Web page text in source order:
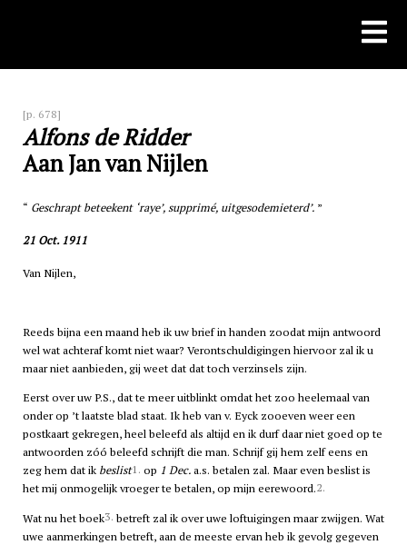
[p. 678]
Alfons de Ridder
Aan Jan van Nijlen
Geschrapt beteekent ‘raye’, supprimé, uitgesodemieterd’.
21 Oct. 1911
Van Nijlen,
Reeds bijna een maand heb ik uw brief in handen zoodat mijn antwoord
wel wat achteraf komt niet waar? Verontschuldigingen hiervoor zal ik u
maar niet aanbieden, gij weet dat dat toch verzinsels zijn.
Eerst over uw P.S., dat te meer uitblinkt omdat het zoo heelemaal van
onder op ’t laatste blad staat. Ik heb van v. Eyck zooeven weer een
postkaart gekregen, heel beleefd als altijd en ik durf daar niet goed op te
antwoorden zóó beleefd schrijft die man. Schrijf gij hem zelf eens en
zeg hem dat ik beslist1. op 1 Dec.a.s. betalen zal. Maar even beslist is
het mij onmogelijk vroeger te betalen, op mijn eerewoord.2.
Wat nu het boek3. betreft zal ik over uwe loftuigingen maar zwijgen. Wat
uwe aanmerkingen betreft, aan de meeste ervan heb ik gevolg gegeven